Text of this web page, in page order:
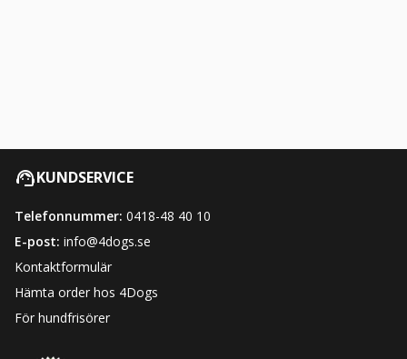
KUNDSERVICE
Telefonnummer: 0418-48 40 10
E-post: info@4dogs.se
Kontaktformulär
Hämta order hos 4Dogs
För hundfrisörer